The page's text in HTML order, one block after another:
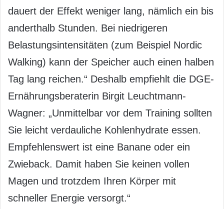
dauert der Effekt weniger lang, nämlich ein bis
anderthalb Stunden. Bei niedrigeren
Belastungsintensitäten (zum Beispiel Nordic
Walking) kann der Speicher auch einen halben
Tag lang reichen.“ Deshalb empfiehlt die DGE-
Ernährungsberaterin Birgit Leuchtmann-
Wagner: „Unmittelbar vor dem Training sollten
Sie leicht verdauliche Kohlenhydrate essen.
Empfehlenswert ist eine Banane oder ein
Zwieback. Damit haben Sie keinen vollen
Magen und trotzdem Ihren Körper mit
schneller Energie versorgt.“